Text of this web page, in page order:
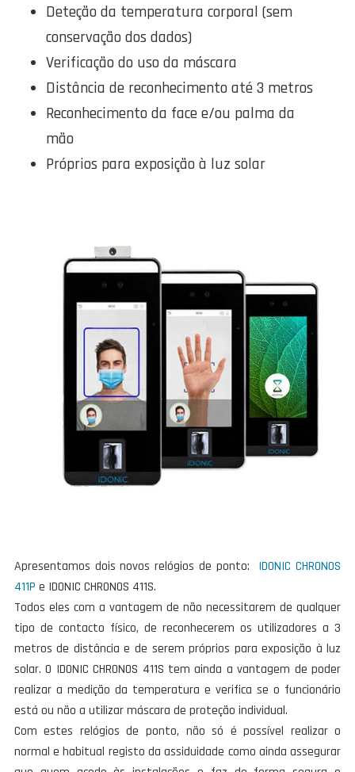
Deteção da temperatura corporal (sem
conservação dos dados)
Verificação do uso da máscara
Distância de reconhecimento até 3 metros
Reconhecimento da face e/ou palma da
mão
Próprios para exposição à luz solar
Apresentamos dois novos relógios de ponto: IDONIC CHRONOS
411P e IDONIC CHRONOS 411S.
Todos eles com a vantagem de não necessitarem de qualquer
tipo de contacto físico, de reconhecerem os utilizadores a 3
metros de distância e de serem próprios para exposição à luz
solar. O IDONIC CHRONOS 411S tem ainda a vantagem de poder
realizar a medição da temperatura e verifica se o funcionário
está ou não a utilizar máscara de proteção individual.
Com estes relógios de ponto, não só é possível realizar o
normal e habitual registo da assiduidade como ainda assegurar